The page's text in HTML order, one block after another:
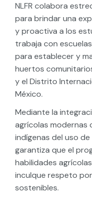
NLFR colabora
para brindar una
y proactiva a los
trabaja con
para establecer y
huertos
y el Distrito
México.
Mediante la
agrícolas modernas
indígenas del uso de
garantiza que el
habilidades
inculque respeto
sostenibles.